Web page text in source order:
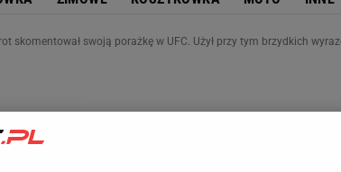
skomentował swoją porażkę w UFC. Użył przy tym brzydkich